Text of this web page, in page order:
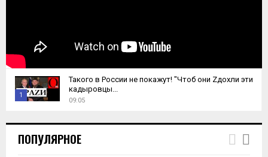
1
h
u
Такого в России не покажут! "Чтоб они Zдохли эти
кадыровцы...
09:05
ПОПУЛЯРНОЕ